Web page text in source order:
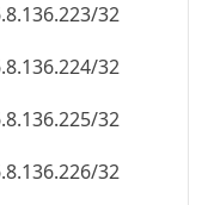
32
32
32
32